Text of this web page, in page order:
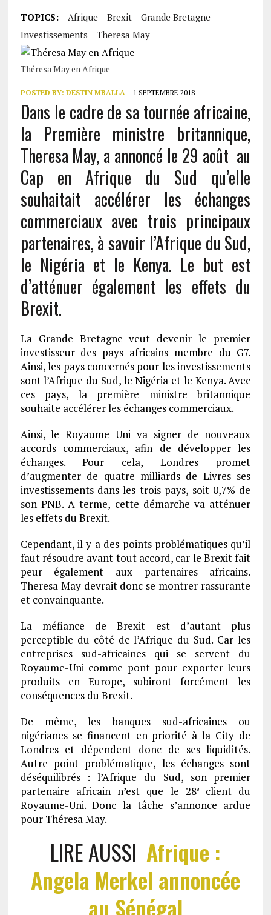
TOPICS: Afrique Brexit
Grande Bretagne
Investissements
Theresa May
Théresa May en Afrique
POSTED BY: DESTIN MBALLA 1 SEPTEMBRE 2018
Dans le cadre de sa tournée africaine,
la Première ministre britannique,
Theresa May, a annoncé le 29 août au
Cap en Afrique du Sud qu’elle
souhaitait accélérer les échanges
commerciaux avec trois principaux
partenaires, à savoir l’Afrique du Sud,
le Nigéria et le Kenya. Le but est
d’atténuer également les effets du
Brexit.
La Grande Bretagne veut devenir le premier
investisseur des pays africains membre du G7.
Ainsi, les pays concernés pour les investissements
sont l’Afrique du Sud, le Nigéria et le Kenya. Avec
ces pays, la première ministre britannique
souhaite accélérer les échanges commerciaux.
Ainsi, le Royaume Uni va signer de nouveaux
accords commerciaux, afin de développer les
échanges. Pour cela, Londres promet
d’augmenter de quatre milliards de Livres ses
investissements dans les trois pays, soit 0,7% de
son PNB. A terme, cette démarche va atténuer
les effets du Brexit.
Cependant, il y a des points problématiques qu’il
faut résoudre avant tout accord, car le Brexit fait
peur également aux partenaires africains.
Theresa May devrait donc se montrer rassurante
et convainquante.
La méfiance de Brexit est d’autant plus
perceptible du côté de l’Afrique du Sud. Car les
entreprises sud-africaines qui se servent du
Royaume-Uni comme pont pour exporter leurs
produits en Europe, subiront forcément les
conséquences du Brexit.
De même, les banques sud-africaines ou
nigérianes se financent en priorité à la City de
Londres et dépendent donc de ses liquidités.
Autre point problématique, les échanges sont
déséquilibrés : l’Afrique du Sud, son premier
partenaire africain n’est que le 28eclient du
Royaume-Uni. Donc la tâche s’annonce ardue
pour Théresa May.
LIRE AUSSI Afrique :
Angela Merkel annoncée
au Sénégal